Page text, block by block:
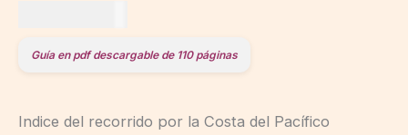
Guía en pdf descargable de 110 páginas
Indice del recorrido por la Costa del Pacífico